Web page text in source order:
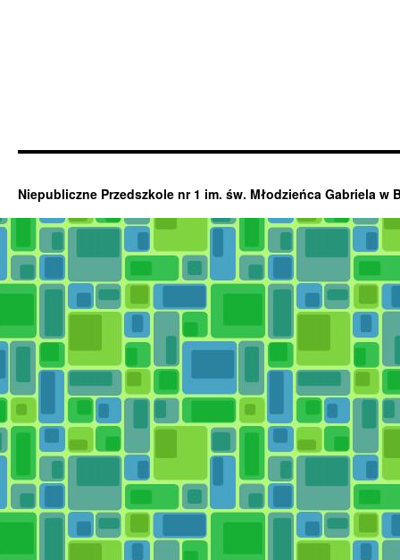
Niepubliczne Przedszkole nr 1 im. św. Młodzieńca Gabriela w